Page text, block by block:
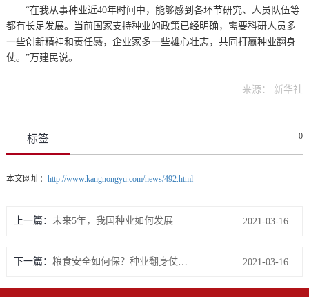
“在我从事种业近40年时间中，能够感到各环节研究、人员队伍等
都有长足发展。当前国家支持种业的政策已经明确，需要科研人员多
一些创新精神和责任感，企业家多一些雄心壮志，共同打赢种业翻身
仗。”万建民说。
来源： 新华社
标签 0
本文网址： http://www.kangnongyu.com/news/492.html
上一篇： 未来5年，我国种业如何发展 2021-03-16
下一篇： 粮食安全如何保？种业翻身仗怎么打？乡村建设怎样谋划？——中央农办、农业农村部有关负责人谈中央一号文件热点话题 2021-03-16